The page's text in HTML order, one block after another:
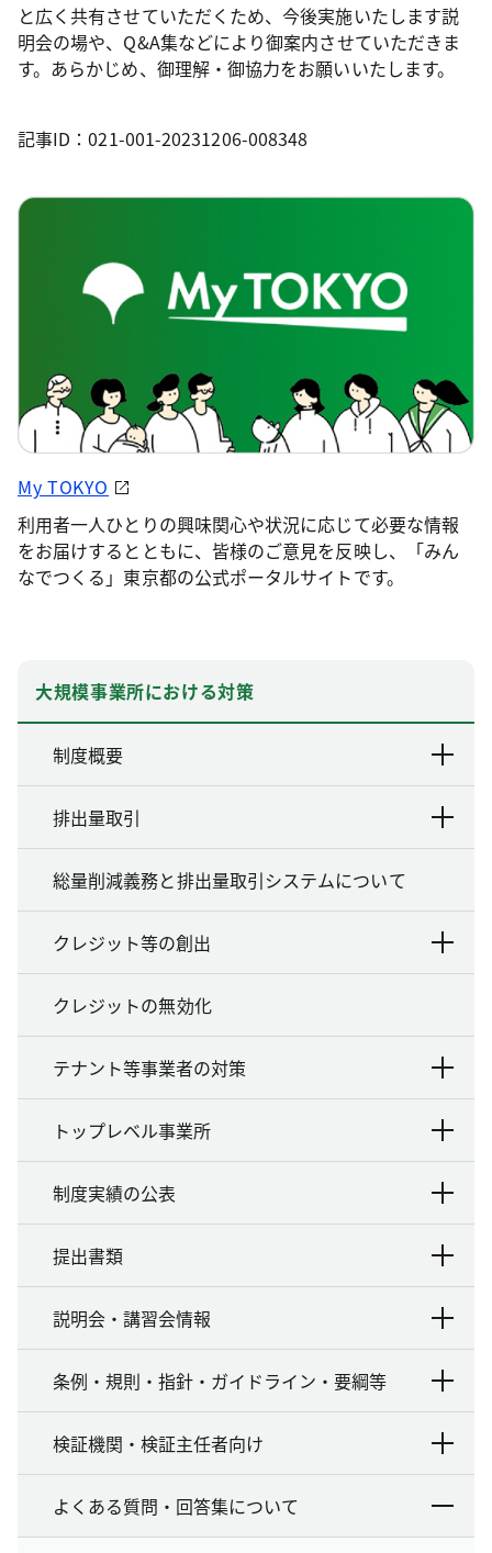
と広く共有させていただくため、今後実施いたします説
明会の場や、Q&A集などにより御案内させていただきま
す。あらかじめ、御理解・御協力をお願いいたします。
記事ID：021-001-20231206-008348
My TOKYO
利用者一人ひとりの興味関心や状況に応じて必要な情報
をお届けするとともに、皆様のご意見を反映し、「みん
なでつくる」東京都の公式ポータルサイトです。
大規模事業所における対策
制度概要
排出量取引
総量削減義務と排出量取引システムについて
クレジット等の創出
クレジットの無効化
テナント等事業者の対策
トップレベル事業所
制度実績の公表
提出書類
説明会・講習会情報
条例・規則・指針・ガイドライン・要綱等
検証機関・検証主任者向け
よくある質問・回答集について